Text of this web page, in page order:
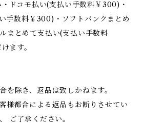
ドコモ払い(支払い手数料￥300)・
手数料￥300)・ソフトバンクまとめ
まとめて支払い(支払い手数料
ます。
を除き、返品は致しかねます。
様都合による返品もお断りさせてい
ご了承ください。